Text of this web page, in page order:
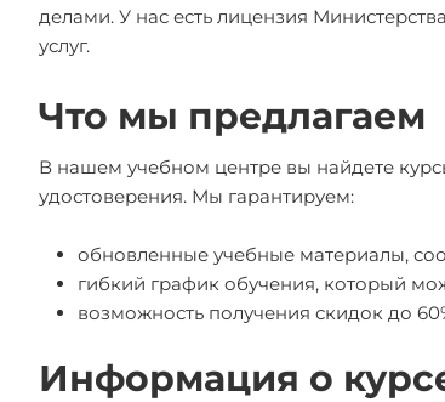
делами. У нас есть лицензия
услуг.
Что мы предлагаем
В нашем учебном центре вы найдете
удостоверения. Мы гарантируем:
обновленные учебные материалы,
гибкий график обучения, который
возможность получения скидок до
Информация о